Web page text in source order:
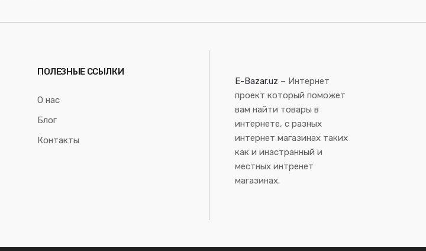
ПОЛЕЗНЫЕ ССЫЛКИ
О нас
Блог
Контакты
E-Bazar.uz – Интернет
проект который поможет
вам найти товары в
интернете, с разных
интернет магазинах таких
как и инастранный и
местных интренет
магазинах.